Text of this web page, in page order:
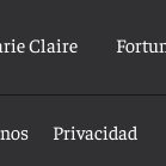
Claire
Privacidad